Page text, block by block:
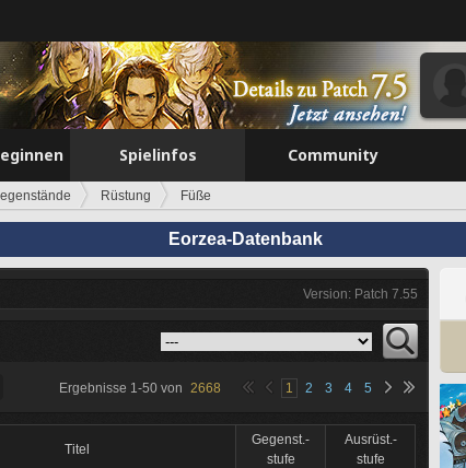
Spielinfos Community
Rüstung Füße
Eorzea-Datenbank
Version: Patch 7.55
Ergebnisse 1-50 von 2668 1 2 3 4 5
Titel
Gegenst.-
stufe
Ausrüst.-
stufe